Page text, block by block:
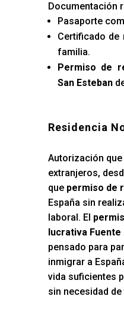
Documentación
Pasaporte
Certificado
familia.
Permiso de
San Esteban
Residencia
Autorización
extranjeros,
que permiso de
España sin
laboral. El
lucrativa Fuente
pensado para
inmigrar a
vida suficientes
sin necesidad de